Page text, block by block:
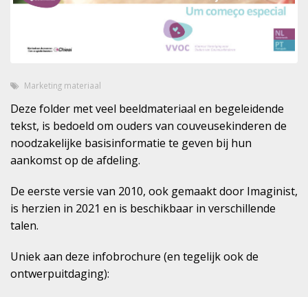
Marketing materiaal
Deze folder met veel beeldmateriaal en begeleidende
tekst, is bedoeld om ouders van couveusekinderen de
noodzakelijke basisinformatie te geven bij hun
aankomst op de afdeling.
De eerste versie van 2010, ook gemaakt door Imaginist,
is herzien in 2021 en is beschikbaar in verschillende
talen.
Uniek aan deze infobrochure (en tegelijk ook de
ontwerpuitdaging):